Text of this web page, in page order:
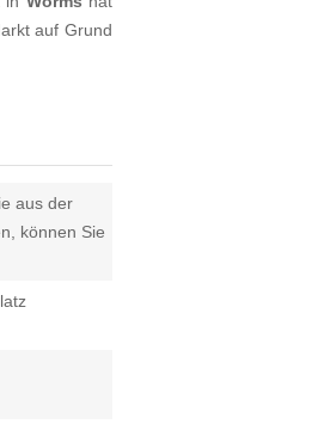
auf Grund
aus der
können Sie